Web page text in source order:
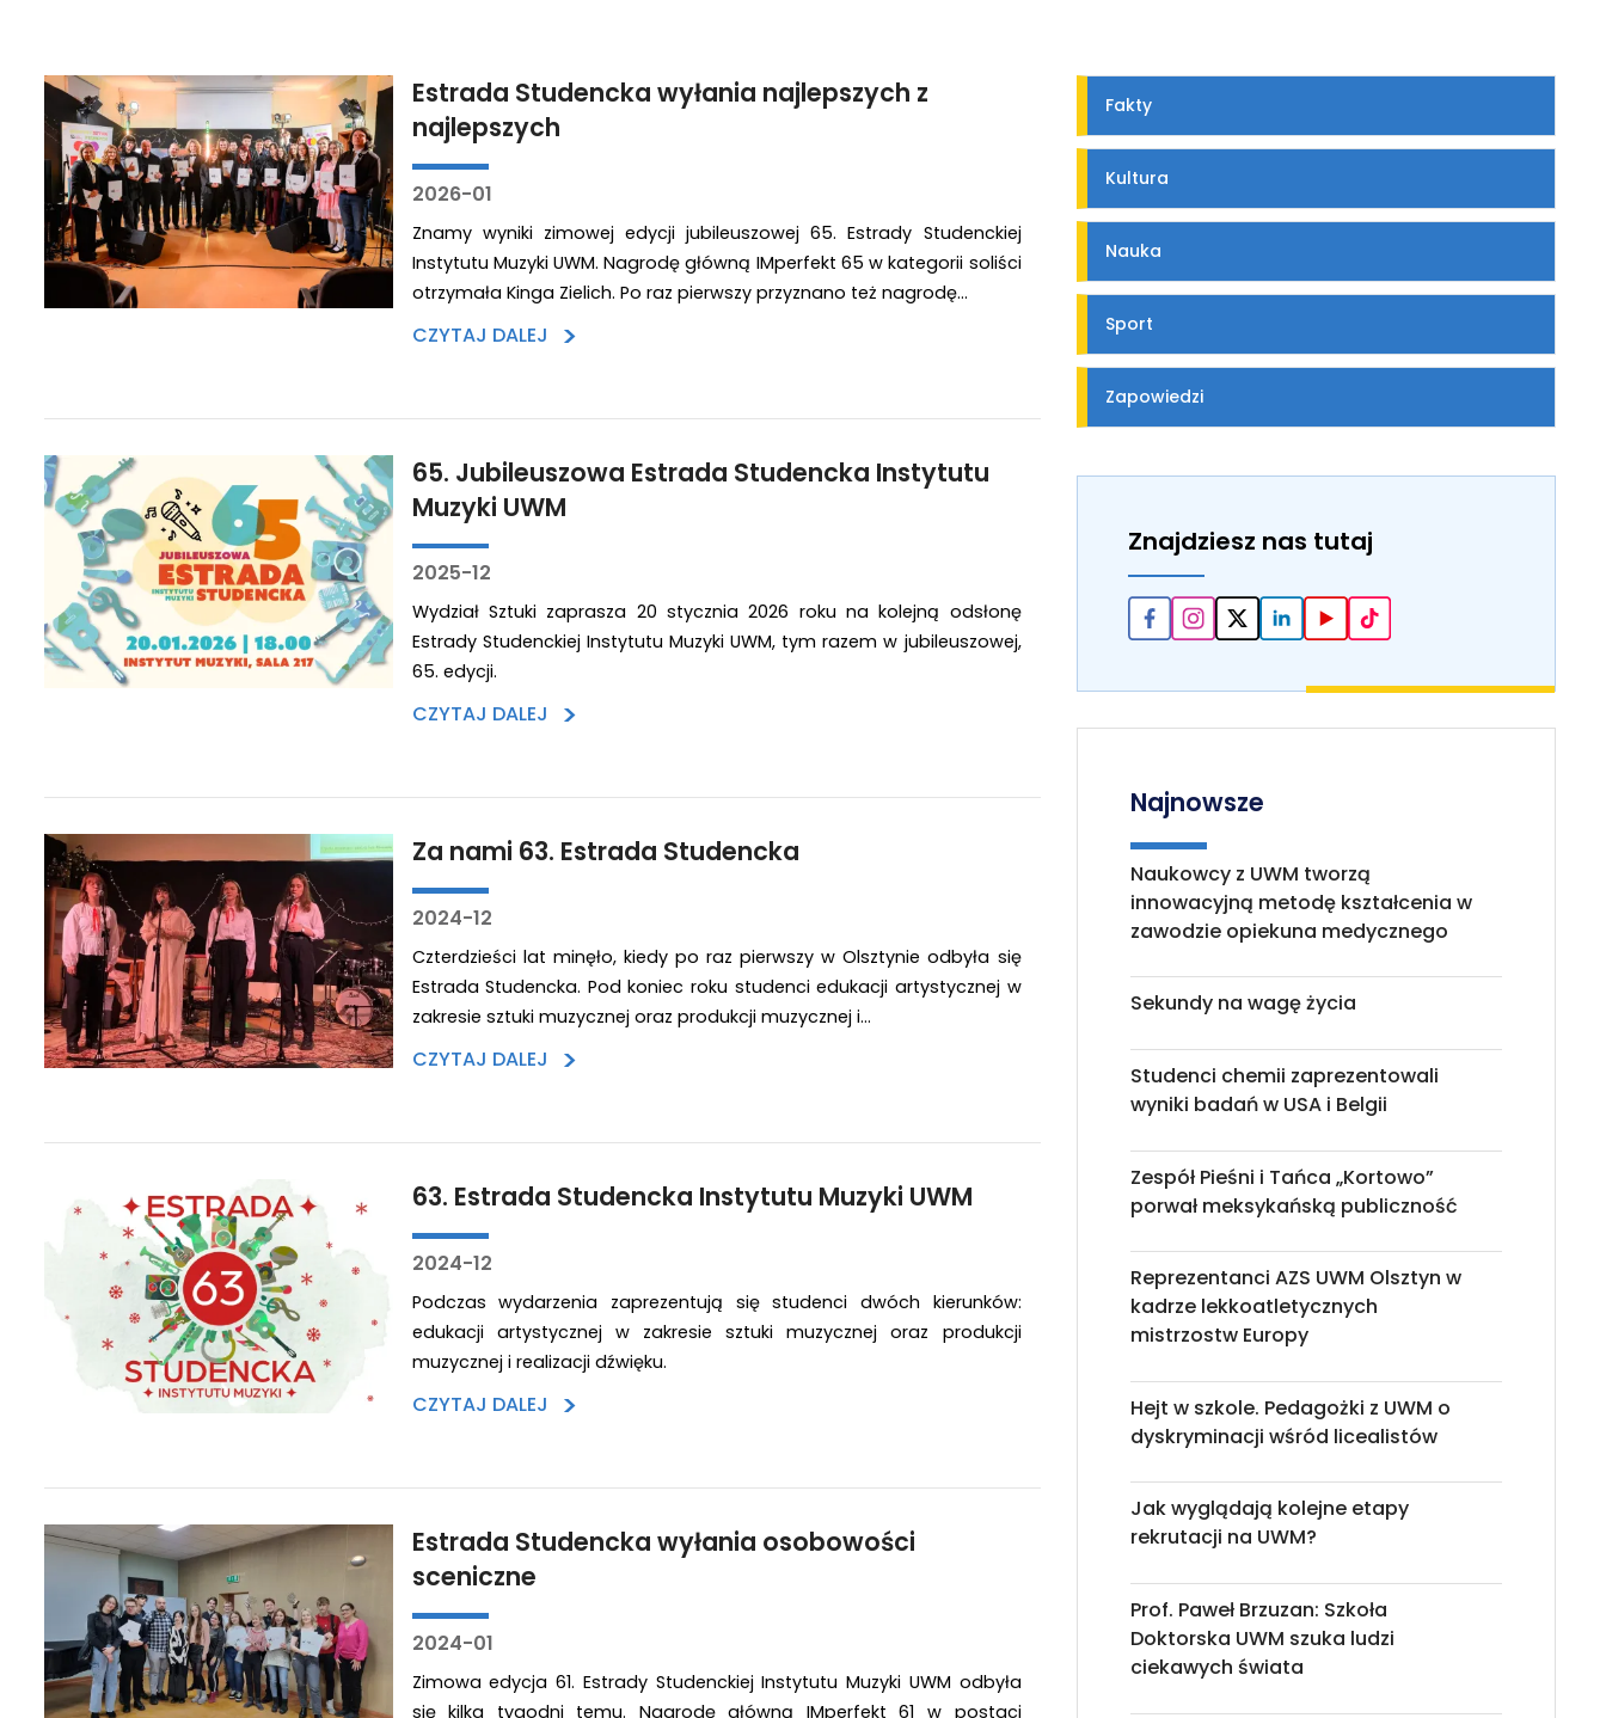
Estrada Studencka wyłania najlepszych z
najlepszych
2026-01
Znamy wyniki zimowej edycji jubileuszowej 65. Estrady Studenckiej
Instytutu Muzyki UWM. Nagrodę główną IMperfekt 65 w kategorii soliści
otrzymała Kinga Zielich. Po raz pierwszy przyznano też nagrodę…
CZYTAJ DALEJ >
65. Jubileuszowa Estrada Studencka Instytutu
Muzyki UWM
2025-12
Wydział Sztuki zaprasza 20 stycznia 2026 roku na kolejną odsłonę
Estrady Studenckiej Instytutu Muzyki UWM, tym razem w jubileuszowej,
65. edycji.
CZYTAJ DALEJ >
Za nami 63. Estrada Studencka
2024-12
Czterdzieści lat minęło, kiedy po raz pierwszy w Olsztynie odbyła się
Estrada Studencka. Pod koniec roku studenci edukacji artystycznej w
zakresie sztuki muzycznej oraz produkcji muzycznej i…
CZYTAJ DALEJ >
63. Estrada Studencka Instytutu Muzyki UWM
2024-12
Podczas wydarzenia zaprezentują się studenci dwóch kierunków:
edukacji artystycznej w zakresie sztuki muzycznej oraz produkcji
muzycznej i realizacji dźwięku.
CZYTAJ DALEJ >
Estrada Studencka wyłania osobowości
sceniczne
2024-01
Zimowa edycja 61. Estrady Studenckiej Instytutu Muzyki UWM odbyła
się kilka tygodni temu. Nagrodę główną IMperfekt 61 w postaci
Fakty
Kultura
Nauka
Sport
Zapowiedzi
Znajdziesz nas tutaj
Najnowsze
Naukowcy z UWM tworzą
innowacyjną metodę kształcenia w
zawodzie opiekuna medycznego
Sekundy na wagę życia
Studenci chemii zaprezentowali
wyniki badań w USA i Belgii
Zespół Pieśni i Tańca „Kortowo”
porwał meksykańską publiczność
Reprezentanci AZS UWM Olsztyn w
kadrze lekkoatletycznych
mistrzostw Europy
Hejt w szkole. Pedagożki z UWM o
dyskryminacji wśród licealistów
Jak wyglądają kolejne etapy
rekrutacji na UWM?
Prof. Paweł Brzuzan: Szkoła
Doktorska UWM szuka ludzi
ciekawych świata